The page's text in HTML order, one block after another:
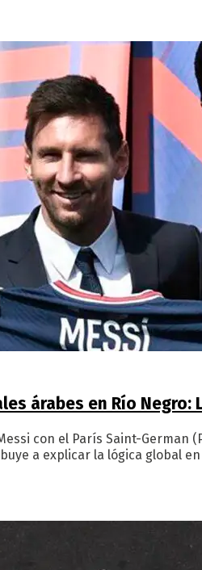
árabes en Río
con el París Saint-German
a explicar la lógica global